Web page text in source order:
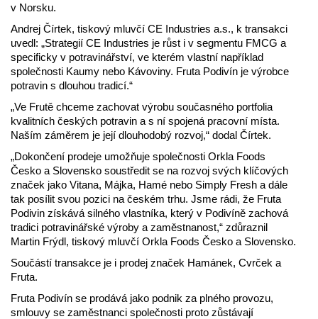
v Norsku.
Andrej Čírtek, tiskový mluvčí CE Industries a.s., k transakci
uvedl: „Strategií CE Industries je růst i v segmentu FMCG a
specificky v potravinářství, ve kterém vlastní například
společnosti Kaumy nebo Kávoviny. Fruta Podivín je výrobce
potravin s dlouhou tradicí.“
„Ve Frutě chceme zachovat výrobu současného portfolia
kvalitních českých potravin a s ní spojená pracovní místa.
Naším záměrem je její dlouhodobý rozvoj,“ dodal Čírtek.
„Dokončení prodeje umožňuje společnosti Orkla Foods
Česko a Slovensko soustředit se na rozvoj svých klíčových
značek jako Vitana, Májka, Hamé nebo Simply Fresh a dále
tak posílit svou pozici na českém trhu. Jsme rádi, že Fruta
Podivin získává silného vlastníka, který v Podivíně zachová
tradici potravinářské výroby a zaměstnanost,“ zdůraznil
Martin Frýdl, tiskový mluvčí Orkla Foods Česko a Slovensko.
Součástí transakce je i prodej značek Hamánek, Cvrček a
Fruta.
Fruta Podivín se prodává jako podnik za plného provozu,
smlouvy se zaměstnanci společnosti proto zůstávají